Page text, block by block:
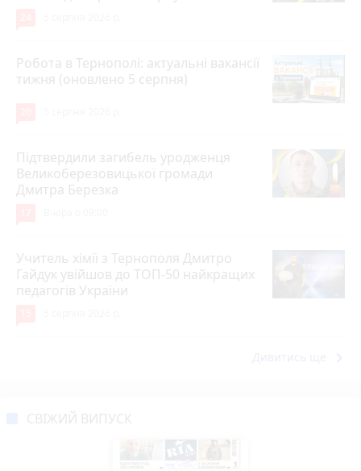
Робота в Тернополі: актуальні вакансії
тижня (оновлено 5 серпня)
Підтвердили загибель уродженця
Великоберезовицької громади
Дмитра Березка
Учитель хімії з Тернополя Дмитро
Гайдук увійшов до ТОП-50 найкращих
педагогів України